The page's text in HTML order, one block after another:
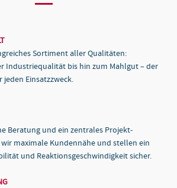
Sortiment aller Qualitäten:
Industriequalität bis hin zum Mahlgut – der
Einsatzzweck.
Beratung und ein zentrales Projekt-
maximale Kundennähe und stellen ein
und Reaktionsgeschwindigkeit sicher.